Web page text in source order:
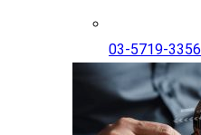
03-5719-3356